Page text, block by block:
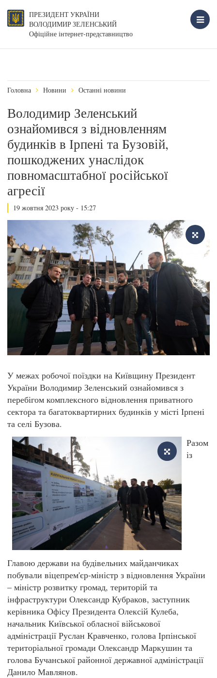
ПРЕЗИДЕНТ УКРАЇНИ
ВОЛОДИМИР ЗЕЛЕНСЬКИЙ
Офіційне інтернет-представництво
Головна Новини Останні новини
Володимир Зеленський
ознайомився з відновленням
будинків в Ірпені та Бузовій,
пошкоджених унаслідок
повномасштабної російської
агресії
19 жовтня 2023 року - 15:27
У межах робочої поїздки на Київщину Президент
України Володимир Зеленський ознайомився з
перебігом комплексного відновлення приватного
сектора та багатоквартирних будинків у місті Ірпені
та селі Бузова.
Разом
із
Главою держави на будівельних майданчиках
побували віцепрем'єр-міністр з відновлення України
– міністр розвитку громад, територій та
інфраструктури Олександр Кубраков, заступник
керівника Офісу Президента Олексій Кулеба,
начальник Київської обласної військової
адміністрації Руслан Кравченко, голова Ірпінської
територіальної громади Олександр Маркушин та
голова Бучанської районної державної адміністрації
Данило Мавлянов.